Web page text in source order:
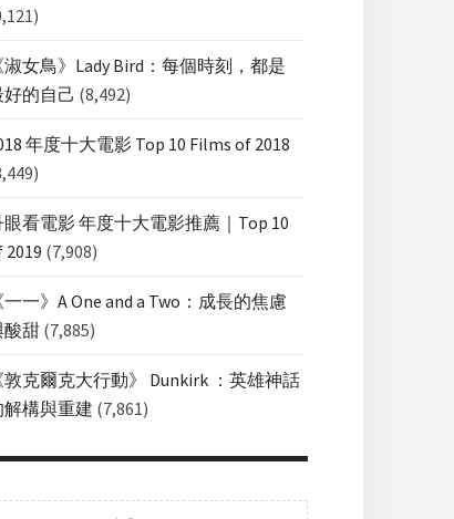
淑女鳥》Lady Bird：每個時刻，都是
好的自己 (8,492)
年度十大電影 Top 10 Films of 2018
眼看電影 年度十大電影推薦｜Top 10
2019 (7,908)
一一》A One and a Two：成長的焦慮
酸甜 (7,885)
敦克爾克大行動》 Dunkirk ：英雄神話
解構與重建 (7,861)